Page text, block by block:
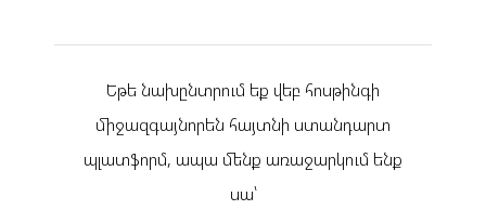
Եթե նախընտրում եք վեբ հոսթինգի
միջազգայնորեն հայտնի ստանդարտ
պլատֆորմ, ապա մենք առաջարկում ենք
սա՝